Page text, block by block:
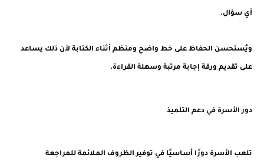
أي سؤال.
ويُستحسن الحفاظ على خط واضح ومنظم أثناء الكتابة لأن ذلك يساعد
على تقديم ورقة إجابة مرتبة وسهلة القراءة.
دور الأسرة في دعم التلميذ
تلعب الأسرة دورًا أساسيًا في توفير الظروف الملائمة للمراجعة